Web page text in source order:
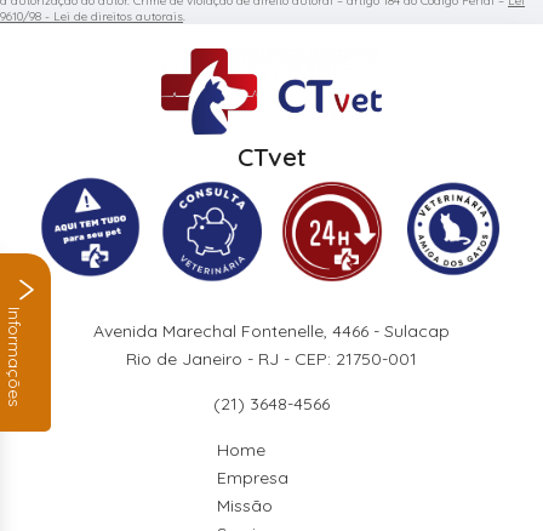
9610/98 - Lei de direitos autorais.
CTvet
Avenida Marechal Fontenelle, 4466 - Sulacap
Rio de Janeiro - RJ - CEP: 21750-001
(21) 3648-4566
Home
Empresa
Missão
Informações